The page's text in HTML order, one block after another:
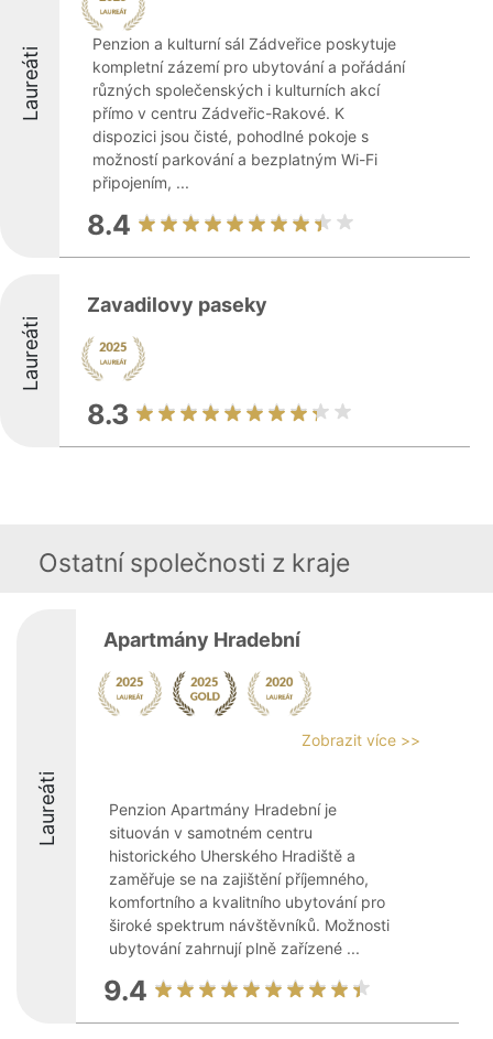
Laureáti
Penzion a kulturní sál Zádveřice poskytuje
kompletní zázemí pro ubytování a pořádání
různých společenských i kulturních akcí
přímo v centru Zádveřic-Rakové. K
dispozici jsou čisté, pohodlné pokoje s
možností parkování a bezplatným Wi-Fi
připojením, ...
8.4
Laureáti
Zavadilovy paseky
8.3
Ostatní společnosti z kraje
Laureáti
Apartmány Hradební
Zobrazit více >>
Penzion Apartmány Hradební je
situován v samotném centru
historického Uherského Hradiště a
zaměřuje se na zajištění příjemného,
komfortního a kvalitního ubytování pro
široké spektrum návštěvníků. Možnosti
ubytování zahrnují plně zařízené ...
9.4